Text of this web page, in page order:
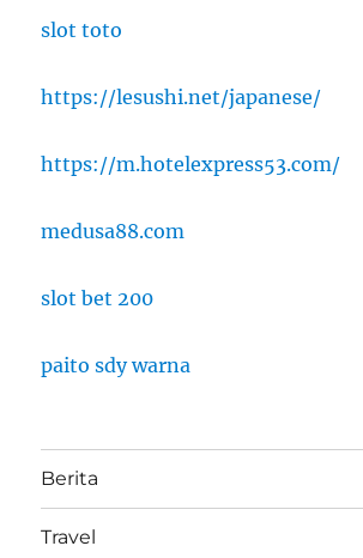
slot toto
https://lesushi.net/japanese/
https://m.hotelexpress53.com/
medusa88.com
slot bet 200
paito sdy warna
Berita
Travel